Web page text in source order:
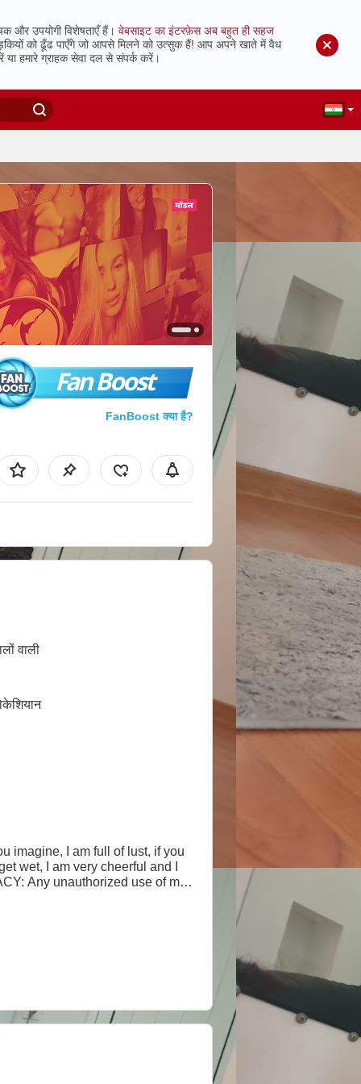
उपयोगी विशेषताएँ हैं। वेबसाइट का इंटरफ़ेस अब बहुत ही सहज
को ढूँढ पाएँगे जो आपसे मिलने को उत्सुक हैं! आप अपने खाते में वैध
या हमारे ग्राहक सेवा दल से संपर्क करें।
Fan Boost
FanBoost क्या है?
वाली
imagine, I am full of lust, if you
wet, I am very cheerful and I